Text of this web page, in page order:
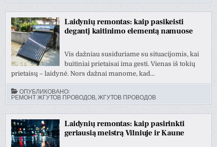
Laidynių remontas: kaip pasikeisti
degantį kaitinimo elementą namuose
Vis dažniau susiduriame su situacijomis, kai
buitiniai prietaisai ima gesti. Vienas iš tokių
prietaisų – laidynė. Nors dažnai manome, kad…
ОПУБЛИКОВАНО:
РЕМОНТ ЖГУТОВ ПРОВОДОВ, ЖГУТОВ ПРОВОДОВ
Laidynių remontas: kaip pasirinkti
geriausią meistrą Vilniuje ir Kaune